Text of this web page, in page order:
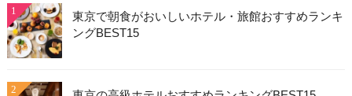
1
東京で朝食がおいしいホテル・旅館おすすめランキ
ングBEST15
2